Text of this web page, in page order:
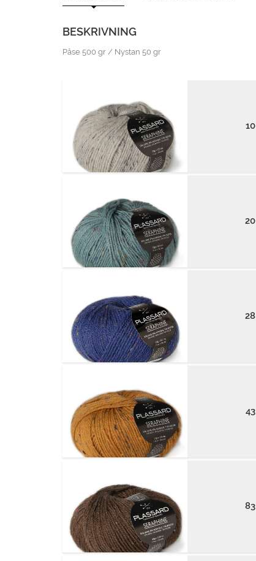
BESKRIVNING
Påse 500 gr / Nystan 50 gr
10
20
28
43
83